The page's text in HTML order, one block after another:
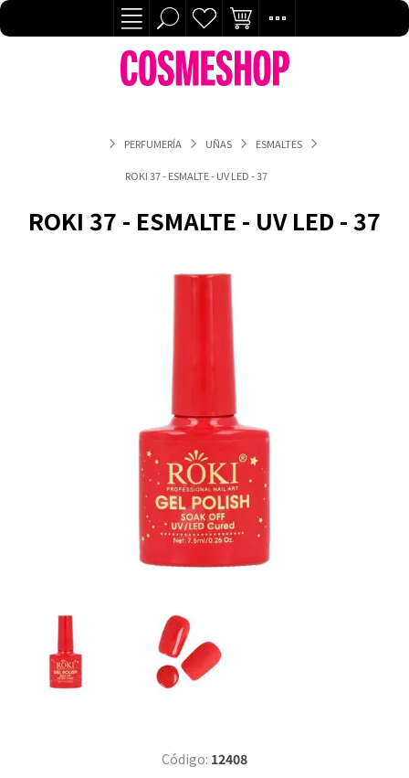
PERFUMERÍA UÑAS ESMALTES
ROKI 37 - ESMALTE - UV LED - 37
ROKI 37 - ESMALTE - UV LED - 37
Código: 12408